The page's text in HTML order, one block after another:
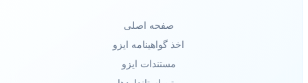
صفحه اصلی
اخذ گواهینامه ایزو
مستندات ایزو